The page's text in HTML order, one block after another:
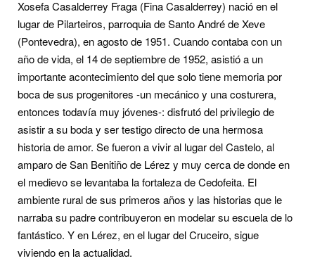
Xosefa Casalderrey Fraga (Fina Casalderrey) nació en el
lugar de Pilarteiros, parroquia de Santo André de Xeve
(Pontevedra), en agosto de 1951. Cuando contaba con un
año de vida, el 14 de septiembre de 1952, asistió a un
importante acontecimiento del que solo tiene memoria por
boca de sus progenitores -un mecánico y una costurera,
entonces todavía muy jóvenes-: disfrutó del privilegio de
asistir a su boda y ser testigo directo de una hermosa
historia de amor. Se fueron a vivir al lugar del Castelo, al
amparo de San Benitiño de Lérez y muy cerca de donde en
el medievo se levantaba la fortaleza de Cedofeita. El
ambiente rural de sus primeros años y las historias que le
narraba su padre contribuyeron en modelar su escuela de lo
fantástico. Y en Lérez, en el lugar del Cruceiro, sigue
viviendo en la actualidad.